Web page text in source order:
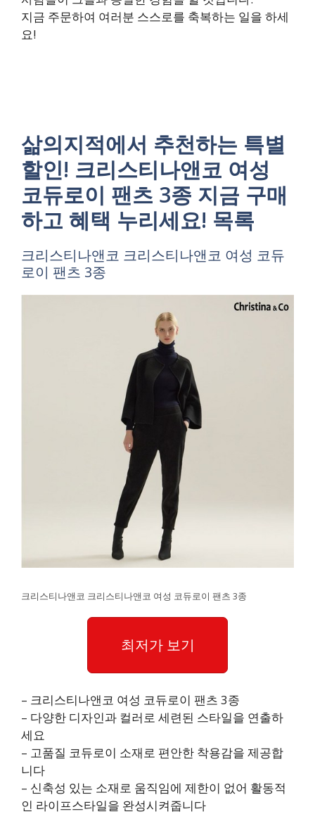
지금 주문하여 여러분 스스로를 축복하는 일을 하세
요!
삶의지적에서 추천하는 특별
할인! 크리스티나앤코 여성
코듀로이 팬츠 3종 지금 구매
하고 혜택 누리세요! 목록
크리스티나앤코 크리스티나앤코 여성 코듀
로이 팬츠 3종
크리스티나앤코 크리스티나앤코 여성 코듀로이 팬츠 3종
최저가 보기
– 크리스티나앤코 여성 코듀로이 팬츠 3종
– 다양한 디자인과 컬러로 세련된 스타일을 연출하
세요
– 고품질 코듀로이 소재로 편안한 착용감을 제공합
니다
– 신축성 있는 소재로 움직임에 제한이 없어 활동적
인 라이프스타일을 완성시켜줍니다